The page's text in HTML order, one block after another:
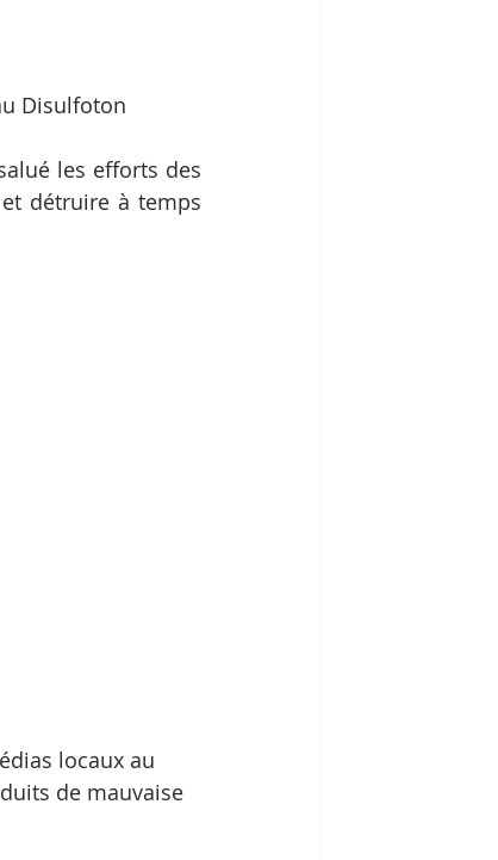
Disulfoton
les efforts des
détruire à temps
locaux au
de mauvaise